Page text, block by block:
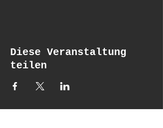
Diese Veranstaltung
teilen